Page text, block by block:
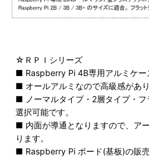
☆ＲＰＩシリーズ
■ Raspberry Pi 4B専用アルミケー
■ オールアルミなので高級感があり
■ ノーマルタイプ・2層タイプ・
選択可能です。
■ 内面が導通となりますので、ア
ります。
■ Raspberry Pi ボード(基板)の販売